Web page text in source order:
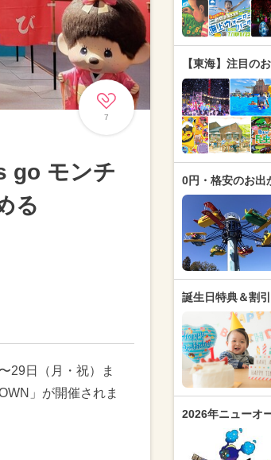
7
go モンチ
る
29日（月・祝）ま
」が開催されま
【東海】注目の
0円・格安のお出
誕生日特典＆割
2026年ニューオ